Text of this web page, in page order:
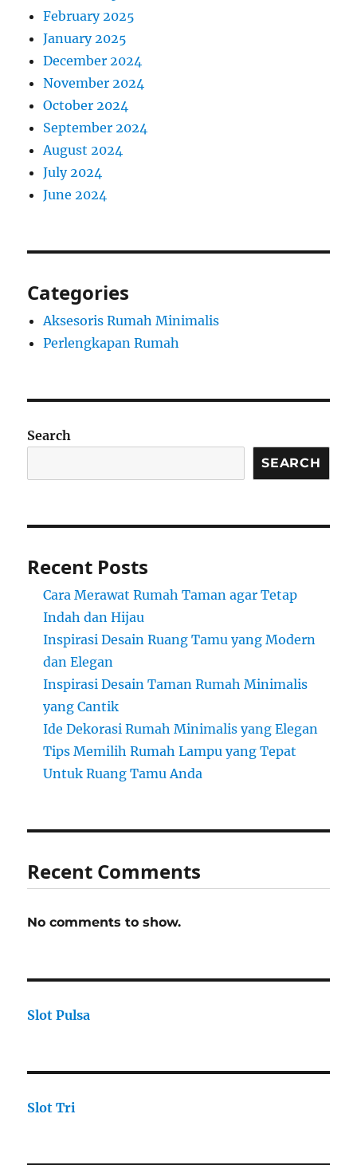
February 2025
January 2025
December 2024
November 2024
October 2024
September 2024
August 2024
July 2024
June 2024
Categories
Aksesoris Rumah Minimalis
Perlengkapan Rumah
Search
SEARCH
Recent Posts
Cara Merawat Rumah Taman agar Tetap
Indah dan Hijau
Inspirasi Desain Ruang Tamu yang Modern
dan Elegan
Inspirasi Desain Taman Rumah Minimalis
yang Cantik
Ide Dekorasi Rumah Minimalis yang Elegan
Tips Memilih Rumah Lampu yang Tepat
Untuk Ruang Tamu Anda
Recent Comments
No comments to show.
Slot Pulsa
Slot Tri